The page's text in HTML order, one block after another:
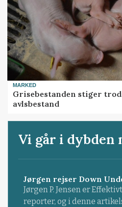
MARKED
Grisebestanden stiger
avlsbestand
Vi går i dybden
Jørgen rejser Down
Jørgen P. Jensen er
reporter, og i denne